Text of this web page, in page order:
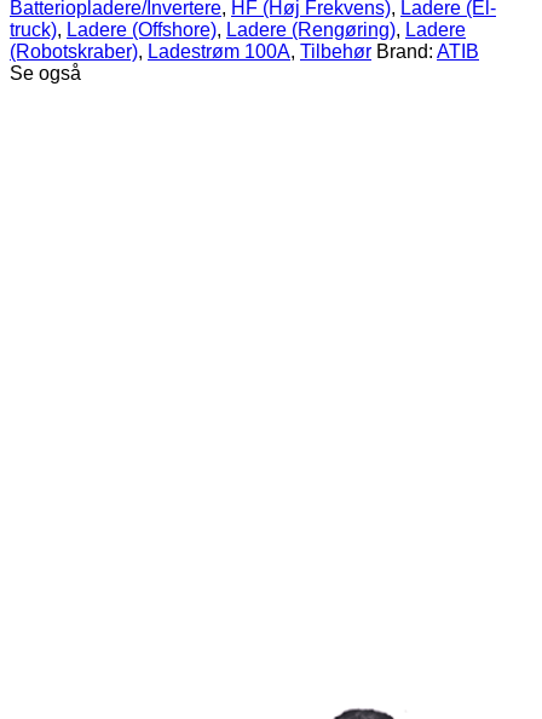
antal
Batteriopladere/Invertere, HF (Høj Frekvens), Ladere (El-
truck), Ladere (Offshore), Ladere (Rengøring), Ladere
(Robotskraber), Ladestrøm 100A, Tilbehør Brand: ATIB
Se også